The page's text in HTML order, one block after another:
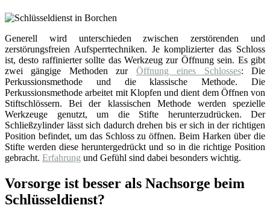
Generell wird unterschieden zwischen zerstörenden und
zerstörungsfreien Aufsperrtechniken. Je komplizierter das Schloss
ist, desto raffinierter sollte das Werkzeug zur Öffnung sein. Es gibt
zwei gängige Methoden zur Öffnung eines Schlosses: Die
Perkussionsmethode und die klassische Methode. Die
Perkussionsmethode arbeitet mit Klopfen und dient dem Öffnen von
Stiftschlössern. Bei der klassischen Methode werden spezielle
Werkzeuge genutzt, um die Stifte herunterzudrücken. Der
Schließzylinder lässt sich dadurch drehen bis er sich in der richtigen
Position befindet, um das Schloss zu öffnen. Beim Harken über die
Stifte werden diese heruntergedrückt und so in die richtige Position
gebracht. Erfahrung und Gefühl sind dabei besonders wichtig.
Vorsorge ist besser als Nachsorge beim
Schlüsseldienst?